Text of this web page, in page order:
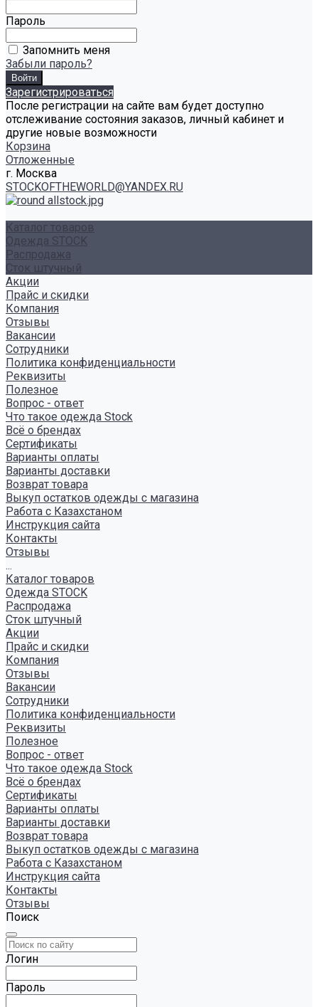
Пароль
Запомнить меня
Забыли пароль?
Зарегистрироваться
После регистрации на сайте вам будет доступно
отслеживание состояния заказов, личный кабинет и
другие новые возможности
Корзина
Отложенные
г. Москва
STOCKOFTHEWORLD@YANDEX.RU
Каталог товаров
Одежда STOCK
Распродажа
Сток штучный
Акции
Прайс и скидки
Компания
Отзывы
Вакансии
Сотрудники
Политика конфиденциальности
Реквизиты
Полезное
Вопрос - ответ
Что такое одежда Stock
Всё о брендах
Сертификаты
Варианты оплаты
Варианты доставки
Возврат товара
Выкуп остатков одежды с магазина
Работа с Казахстаном
Инструкция сайта
Контакты
Отзывы
...
Каталог товаров
Одежда STOCK
Распродажа
Сток штучный
Акции
Прайс и скидки
Компания
Отзывы
Вакансии
Сотрудники
Политика конфиденциальности
Реквизиты
Полезное
Вопрос - ответ
Что такое одежда Stock
Всё о брендах
Сертификаты
Варианты оплаты
Варианты доставки
Возврат товара
Выкуп остатков одежды с магазина
Работа с Казахстаном
Инструкция сайта
Контакты
Отзывы
Поиск
Логин
Пароль